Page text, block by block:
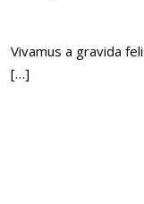
Vivamus a gravida
[…]